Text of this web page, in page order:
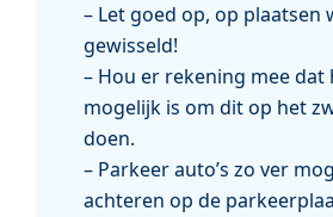
– Let goed op, op plaatsen
gewisseld!
– Hou er rekening mee dat
mogelijk is om dit op het
doen.
– Parkeer auto’s zo ver
achteren op de